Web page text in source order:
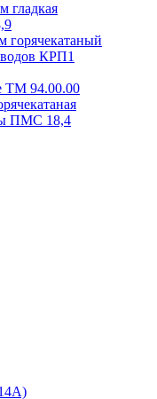
гладкая
горячекатаный
КРП1
ТМ 94.00.00
ПМС 18,4